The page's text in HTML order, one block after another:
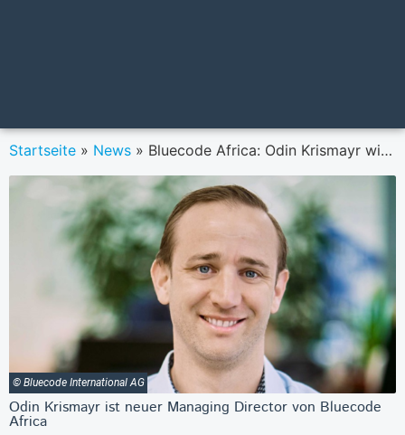
Startseite » News » Bluecode Africa: Odin Krismayr wird Managing Director
© Bluecode International AG
Odin Krismayr ist neuer Managing Director von Bluecode
Africa